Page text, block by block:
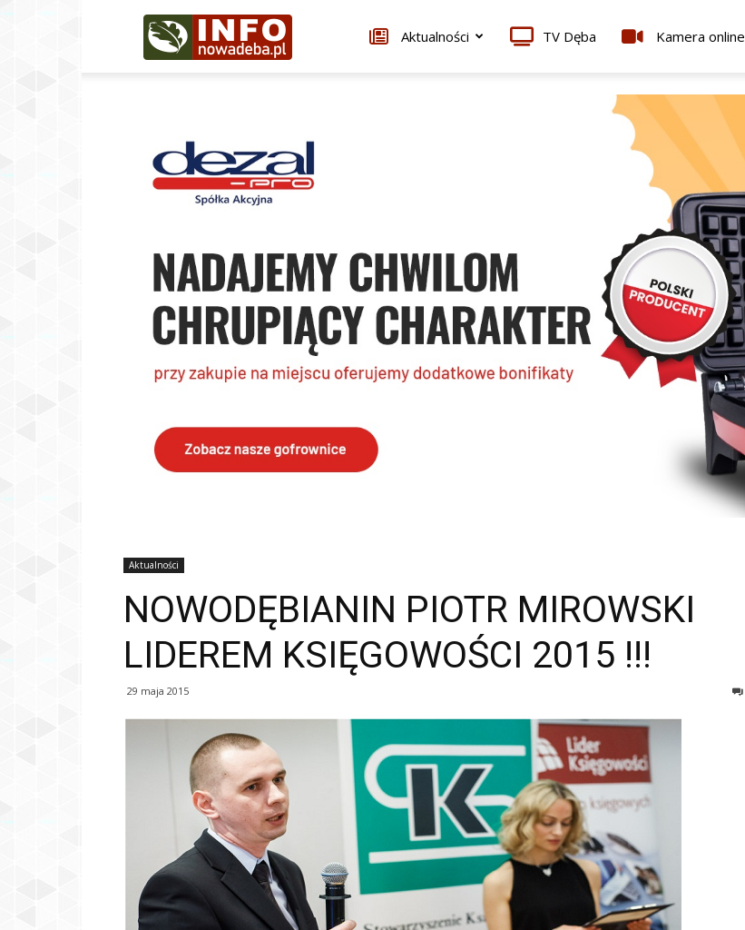
Infonowadeba.pl Aktualności TV Dęba Kamera online
Aktualności
NOWODĘBIANIN PIOTR MIROWSKI
LIDEREM KSIĘGOWOŚCI 2015 !!!
29 maja 2015